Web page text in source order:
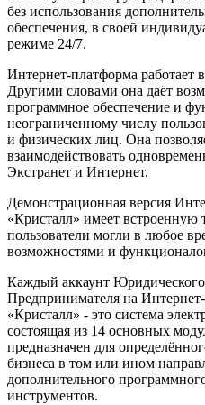
без использования
обеспечения, в своей
режиме 24/7.
Интернет-платформа работает
Другими словами она даёт
программное обеспечение и
неограниченному числу
и физических лиц. Она
взаимодействовать
Экстранет и Интернет.
Демонстрационная версия
«Кристалл» имеет встроенную
пользователи могли в любое
возможностями и
Каждый аккаунт
Предпринимателя на
«Кристалл» - это система
состоящая из 14 основных
предназначен для
бизнеса в том или ином
дополнительного
инструментов.